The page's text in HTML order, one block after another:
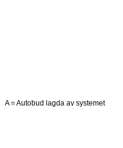
A = Autobud lagda av systemet